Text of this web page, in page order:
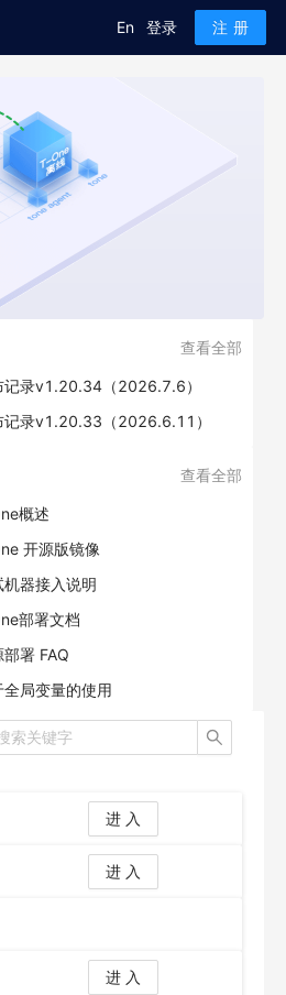
En 登录 注册
组件无缝连接
试报告生成
查看全部
记录v1.20.34（2026.7.6）
记录v1.20.33（2026.6.11）
查看全部
概述
开源版镜像
机器接入说明
部署文档
部署 FAQ
全局变量的使用
进 入
进 入
进 入